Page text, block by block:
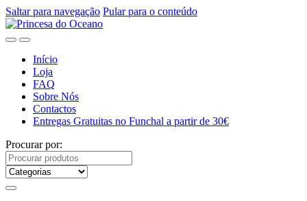
Saltar para navegação Pular para o conteúdo
Início
Loja
FAQ
Sobre Nós
Contactos
Entregas Gratuitas no Funchal a partir de 30€
Procurar por: